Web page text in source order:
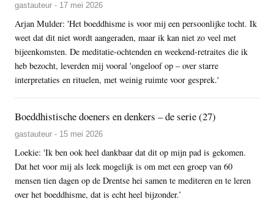
gastauteur - 17 mei 2026
Arjan Mulder: 'Het boeddhisme is voor mij een persoonlijke tocht. Ik
weet dat dit niet wordt aangeraden, maar ik kan niet zo veel met
bijeenkomsten. De meditatie-ochtenden en weekend-retraites die ik
heb bezocht, leverden mij vooral 'ongeloof op – over starre
interpretaties en rituelen, met weinig ruimte voor gesprek.'
Boeddhistische doeners en denkers – de serie (27)
gastauteur - 15 mei 2026
Loekie: 'Ik ben ook heel dankbaar dat dit op mijn pad is gekomen.
Dat het voor mij als leek mogelijk is om met een groep van 60
mensen tien dagen op de Drentse hei samen te mediteren en te leren
over het boeddhisme, dat is echt heel bijzonder.’